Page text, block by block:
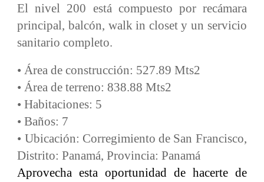
El nivel 200 está compuesto por recámara
principal, balcón, walk in closet y un servicio
sanitario completo.
• Área de construcción: 527.89 Mts2
• Área de terreno: 838.88 Mts2
• Habitaciones: 5
• Baños: 7
• Ubicación: Corregimiento de San Francisco,
Distrito: Panamá, Provincia: Panamá
Aprovecha esta oportunidad de hacerte de